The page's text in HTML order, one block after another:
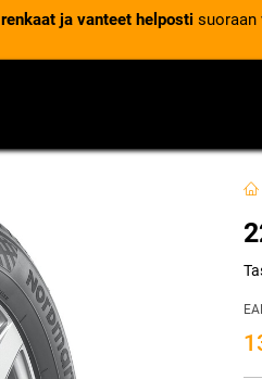
renkaat ja vanteet helposti suoraan